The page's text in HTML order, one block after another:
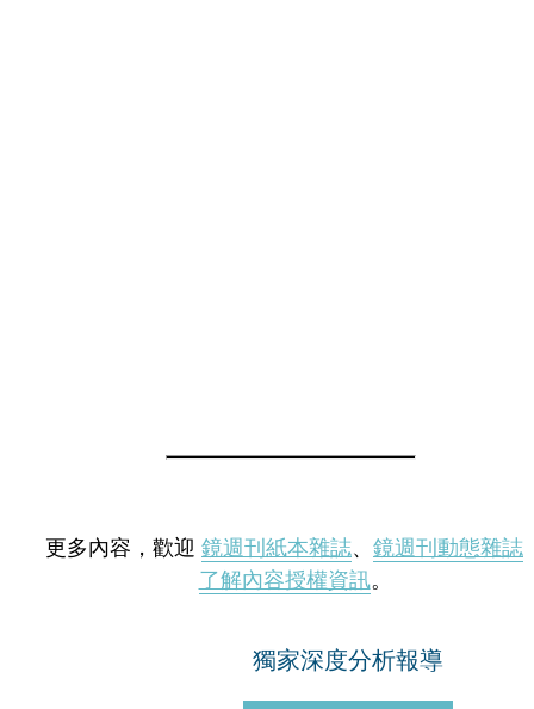
更多內容，歡迎 鏡週刊紙本雜誌、 鏡週刊動態雜誌
了解內容授權資訊。
獨家深度分析報導